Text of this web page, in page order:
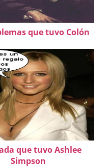
que tuvo Colón
que tuvo Ashlee
Simpson